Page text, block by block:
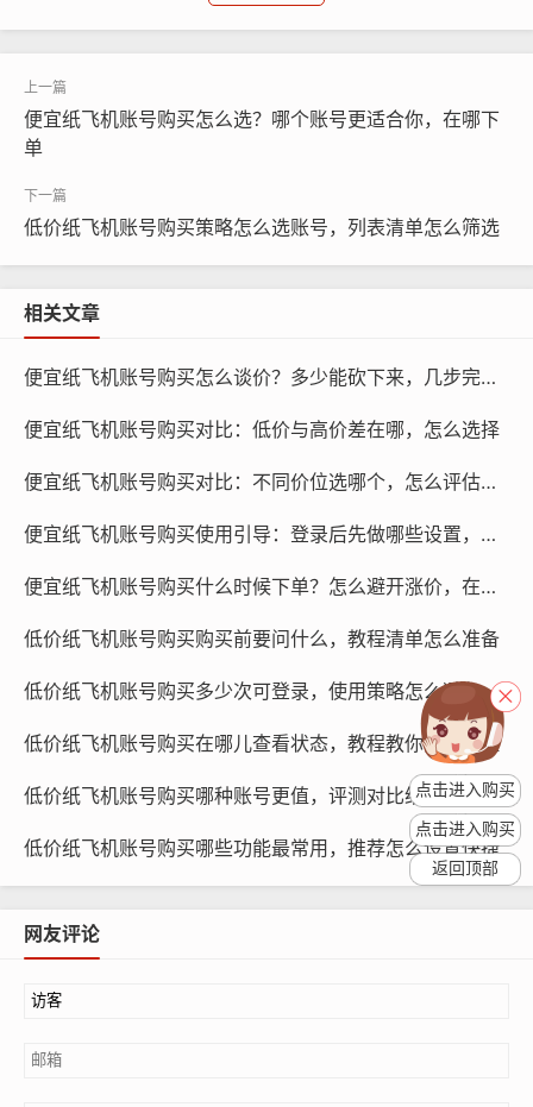
在当今这个信息爆炸的时代,纸飞机账号已经成为许多网络
营销和广告投放的必备工具，购买一个便宜纸飞机账号并
不是一件容易的事情，因为它涉及到很多复杂的操作和技
纸飞机账号的学习路线。
我们需要了解纸飞机账号的购买渠道,市面上有各种纸飞机
账号销售平台，如淘宝、京东等，在这些平台上，我们可
以找到各种类型的纸飞机账号，包括个人账号、企业账号
等，购买账号时，我们需要根据自己的需求和预算来选择
纸飞机账号购买, 在线购买tg账号, 电报聊天账号购买,wdd
16888.com
的价格，账号的价格越低，账号的质量就越差，我们需要
在购买账号时，根据自己的需求和预算，选择合适的账号
价格。
我们需要了解纸飞机账号的使用方法,纸飞机账号的使用方
便宜纸飞机账号购买怎么选？哪个账号更适合你，在哪下
单
低价纸飞机账号购买策略怎么选账号，列表清单怎么筛选
相关文章
便宜纸飞机账号购买怎么谈价？多少能砍下来，几步完成沟通
便宜纸飞机账号购买对比：低价与高价差在哪，怎么选择
便宜纸飞机账号购买对比：不同价位选哪个，怎么评估差异
便宜纸飞机账号购买使用引导：登录后先做哪些设置，如何优化体验
便宜纸飞机账号购买什么时候下单？怎么避开涨价，在哪里观察
低价纸飞机账号购买购买前要问什么，教程清单怎么准备
低价纸飞机账号购买多少次可登录，使用策略怎么避免封号
低价纸飞机账号购买在哪儿查看状态，教程教你怎么监控
低价纸飞机账号购买哪种账号更值，评测对比给你答案
低价纸飞机账号购买哪些功能最常用，推荐怎么设置快捷
网友评论
点击进入购买
点击进入购买
返回顶部